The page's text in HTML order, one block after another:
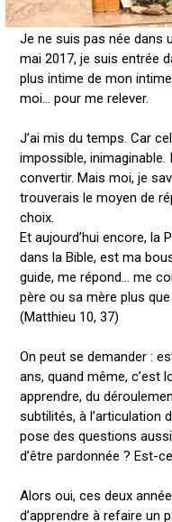
Je ne suis pas née dans
mai 2017, je suis entrée
plus intime de mon
moi… pour me relever.
J’ai mis du temps. Car
impossible,
convertir. Mais moi, je
trouverais le moyen de
choix.
Et aujourd’hui encore, la
dans la Bible, est ma
guide, me répond… me
père ou sa mère plus
(Matthieu 10, 37)
On peut se demander :
ans, quand même, c’est
apprendre, du
subtilités, à l’articulation
pose des questions
d’être pardonnée ? Est-
Alors oui, ces deux
d’apprendre à refaire un